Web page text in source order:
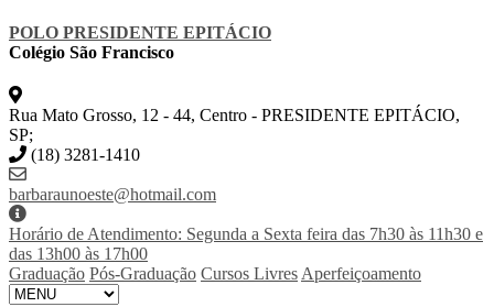
POLO PRESIDENTE EPITÁCIO
Colégio São Francisco
Rua Mato Grosso, 12 - 44, Centro - PRESIDENTE EPITÁCIO,
SP;
(18) 3281-1410
barbaraunoeste@hotmail.com
Horário de Atendimento: Segunda a Sexta feira das 7h30 às 11h30 e
das 13h00 às 17h00
Graduação Pós-Graduação Cursos LivresAperfeiçoamento